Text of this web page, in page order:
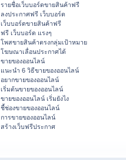
รายชื่อเว็บบอร์ดขายสินค้าฟรี
ลงประกาศฟรี เว็บบอร์ด
เว็บบอร์ดขายสินค้าฟรี
ฟรี เว็บบอร์ด แรงๆ
โพสขายสินค้าตรงกลุ่มเป้าหมาย
โฆษณาเลื่อนประกาศได้
ขายของออนไลน์
แนะนำ 6 วิธีขายของออนไลน์
อยากขายของออนไลน์
เริ่มต้นขายของออนไลน์
ขายของออนไลน์ เริ่มยังไง
ชี้ช่องขายของออนไลน์
การขายของออนไลน์
สร้างเว็บฟรีประกาศ